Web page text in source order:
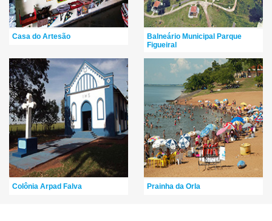
Casa do Artesão
Balneário Municipal Parque
Figueiral
Colônia Arpad Falva Prainha da Orla